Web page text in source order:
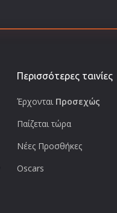
Περισσότερες ταινίες
Έρχονται Προσεχώς
Παίζεται τώρα
Νέες Προσθήκες
Oscars